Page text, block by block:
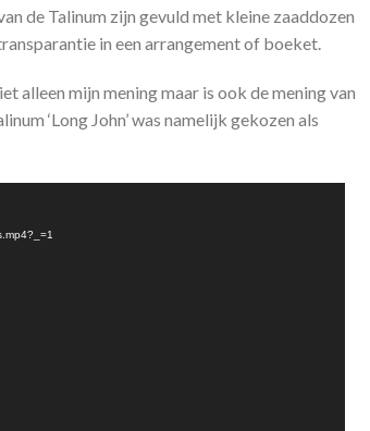
de Talinum zijn gevuld met kleine zaaddozen
in een arrangement of boeket.
alleen mijn mening maar is ook de mening van
‘Long John’ was namelijk gekozen als